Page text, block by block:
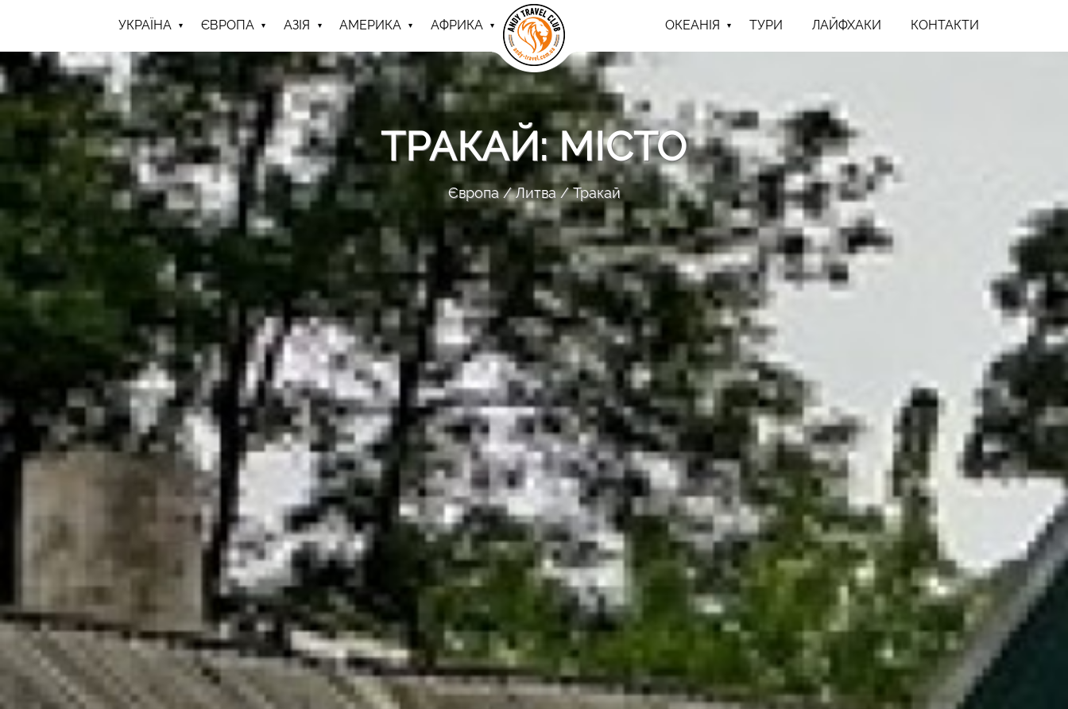
УКРАЇНА ЄВРОПА АЗІЯ АМЕРИКА АФРИКА ОКЕАНІЯ ТУРИ ЛАЙФХАКИ КОНТАКТИ
ТРАКАЙ: МІСТО
Європа Литва Тракай